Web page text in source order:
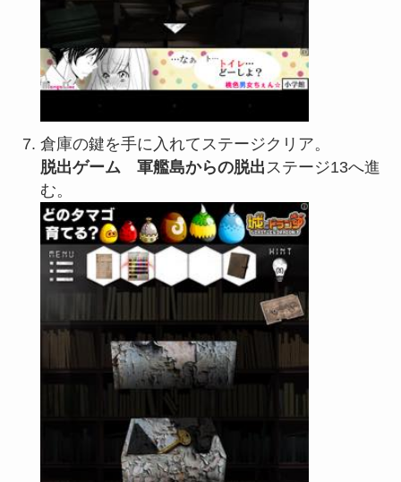
倉庫の鍵を手に入れてステージクリア。
脱出ゲーム 軍艦島からの脱出 ステージ13へ進
む。